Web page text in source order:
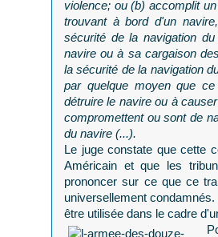
violence; ou (b) accomplit
trouvant à bord d'un
sécurité de la navigation
navire ou à sa cargaison
la sécurité de la navigation
par quelque moyen que
détruire le navire ou à
compromettent ou sont de
du navire (...).
Le juge constate que cette
Américain et que les
prononcer sur ce que ce
universellement
être utilisée dans le cadre